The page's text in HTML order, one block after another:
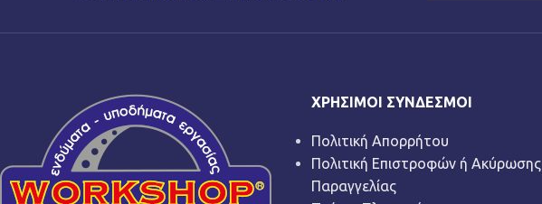
ΧΡΉΣΙΜΟΙ ΣΎΝΔΕΣΜΟΙ
Πολιτική Απορρήτου
Πολιτική Επιστροφών ή Ακύρωσης
Παραγγελίας